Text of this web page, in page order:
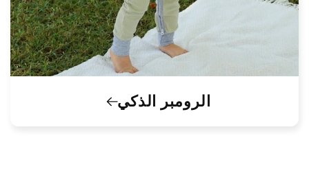
الرومبر الذكي